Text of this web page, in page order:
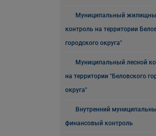
Муниципальный
контроль на территории
городского округа"
Муниципальный лесной
на территории "Беловского
округа"
Внутренний
финансовый контроль